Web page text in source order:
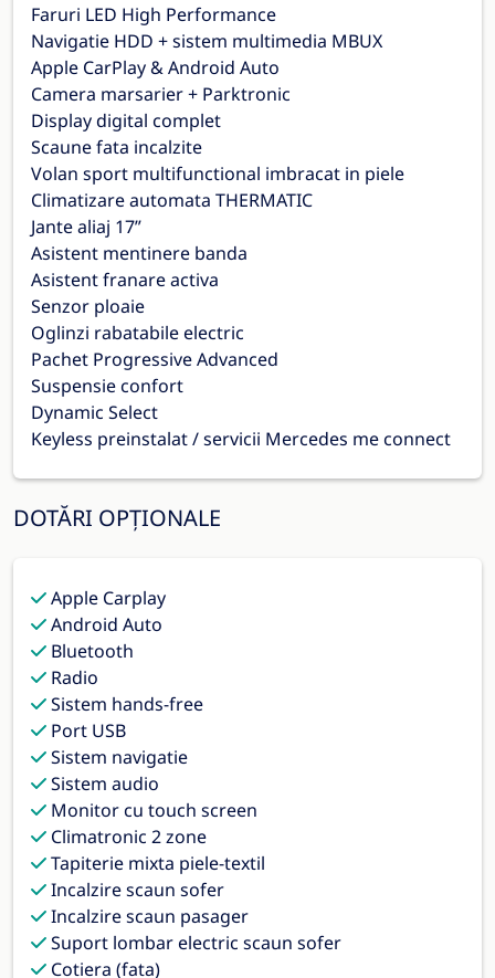
Faruri LED High Performance
Navigatie HDD + sistem multimedia MBUX
Apple CarPlay & Android Auto
Camera marsarier + Parktronic
Display digital complet
Scaune fata incalzite
Volan sport multifunctional imbracat in piele
Climatizare automata THERMATIC
Jante aliaj 17”
Asistent mentinere banda
Asistent franare activa
Senzor ploaie
Oglinzi rabatabile electric
Pachet Progressive Advanced
Suspensie confort
Dynamic Select
Keyless preinstalat / servicii Mercedes me connect
DOTĂRI OPȚIONALE
Apple Carplay
Android Auto
Bluetooth
Radio
Sistem hands-free
Port USB
Sistem navigatie
Sistem audio
Monitor cu touch screen
Climatronic 2 zone
Tapiterie mixta piele-textil
Incalzire scaun sofer
Incalzire scaun pasager
Suport lombar electric scaun sofer
Cotiera (fata)